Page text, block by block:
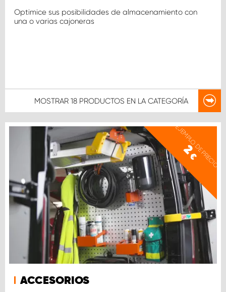
Optimice sus posibilidades de almacenamiento con
una o varias cajoneras
MOSTRAR 18 PRODUCTOS EN LA CATEGORÍA
EJEMPLO DE PRECIO
2
€
ACCESORIOS